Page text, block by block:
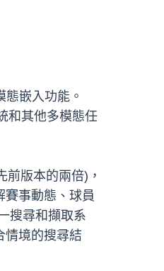
嵌入功能。
和其他多模態任
版本的兩倍)，
賽事動態、球員
搜尋和擷取系
情境的搜尋結